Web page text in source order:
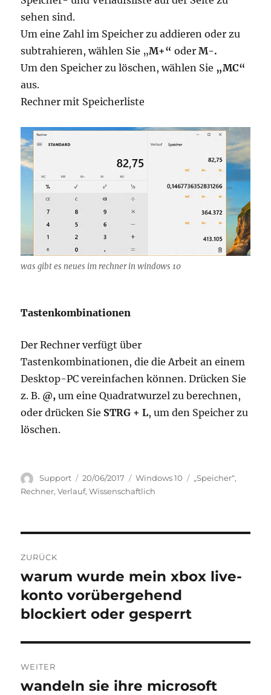
sehen sind.
Um eine Zahl im Speicher zu addieren oder zu
subtrahieren, wählen Sie „M+“ oderM-.
Um den Speicher zu löschen, wählen Sie „MC“
aus.
Rechner mit Speicherliste
was gibt es neues im rechner in windows 10
Tastenkombinationen
Der Rechner verfügt über
Tastenkombinationen, die die Arbeit an einem
Desktop-PC vereinfachen können. Drücken Sie
z. B. @, um eine Quadratwurzel zu berechnen,
oder drücken Sie STRG + L, um den Speicher zu
löschen.
Autor
Support
Veröffentlicht
am
20/06/2017 Kategorien
Windows 10 Schlagwörter
„Speicher“,
Rechner,Verlauf,Wissenschaftlich
ZURÜCK
Vorheriger
Beitrag:
warum wurde mein xbox live-
konto vorübergehend
blockiert oder gesperrt
WEITER
Nächster
wandeln sie ihre microsoft